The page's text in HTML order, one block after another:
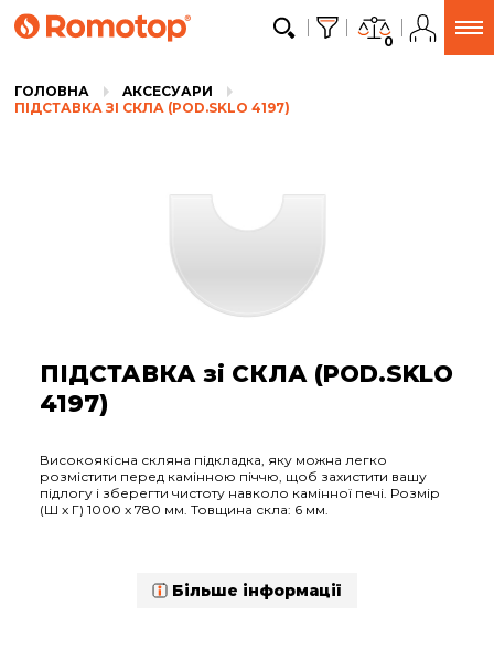
0
ГОЛОВНА
AКСЕСУАРИ
ПІДСТАВКА ЗІ СКЛА (POD.SKLO 4197)
ПІДСТАВКА зі СКЛА (POD.SKLO
4197)
Високоякісна скляна підкладка, яку можна легко
розмістити перед камінною піччю, щоб захистити вашу
підлогу і зберегти чистоту навколо камінної печі. Розмір
(Ш x Г) 1000 x 780 мм. Товщина скла: 6 мм.
Більше інформації